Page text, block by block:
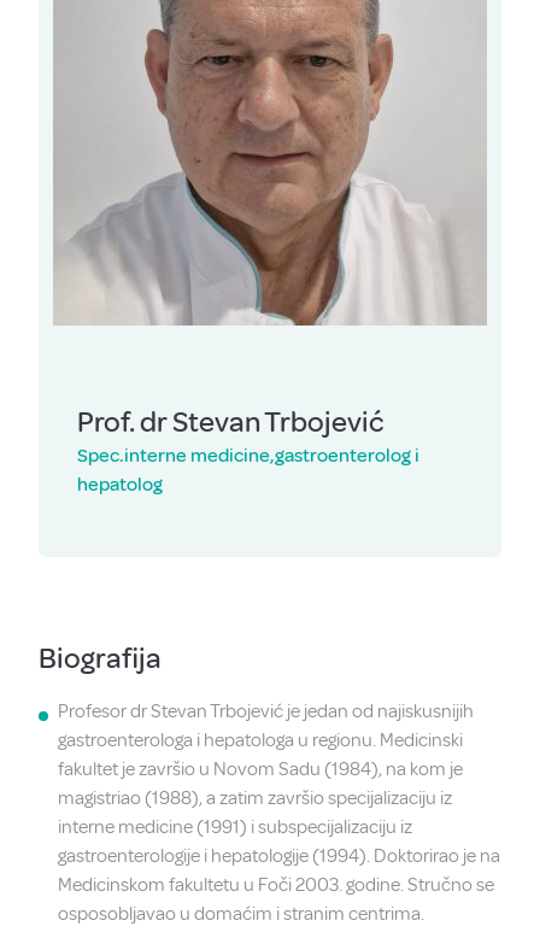
Prof. dr Stevan Trbojević
Spec.interne medicine,gastroenterolog i
hepatolog
Biografija
Profesor dr Stevan Trbojević je jedan od najiskusnijih
gastroenterologa i hepatologa u regionu. Medicinski
fakultet je završio u Novom Sadu (1984), na kom je
magistriao (1988), a zatim završio specijalizaciju iz
interne medicine (1991) i subspecijalizaciju iz
gastroenterologije i hepatologije (1994). Doktorirao je na
Medicinskom fakultetu u Foči 2003. godine. Stručno se
osposobljavao u domaćim i stranim centrima.